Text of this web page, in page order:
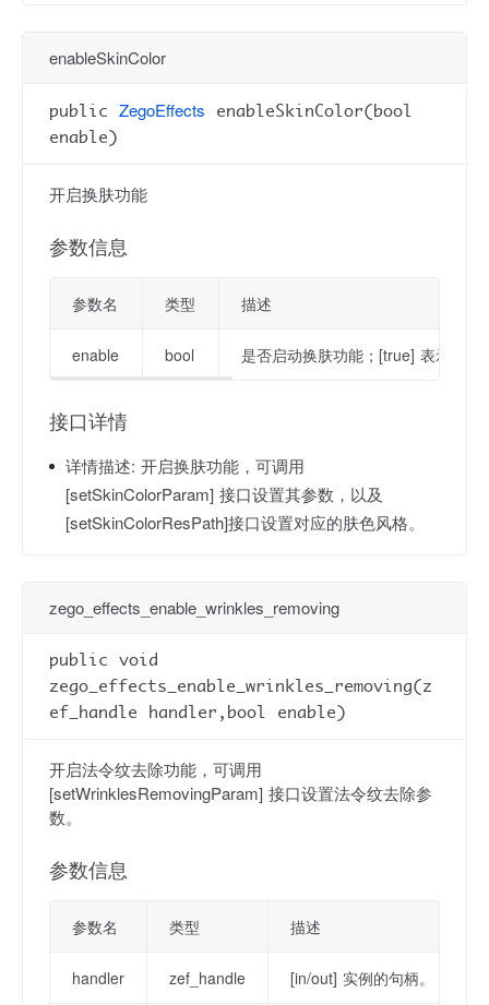
enableSkinColor
public ZegoEffects enableSkinColor(bool
enable)
开启换肤功能
参数信息
参数名 类型 描述
enable bool 是否启动换肤功能；[true] 表示启
接口详情
详情描述: 开启换肤功能，可调用
[setSkinColorParam] 接口设置其参数，以及
[setSkinColorResPath]接口设置对应的肤色风格。
zego_effects_enable_wrinkles_removing
public void
zego_effects_enable_wrinkles_removing(z
ef_handle handler,bool enable)
开启法令纹去除功能，可调用
[setWrinklesRemovingParam] 接口设置法令纹去除参
数。
参数信息
参数名 类型 描述
handler zef_handle [in/out] 实例的句柄。